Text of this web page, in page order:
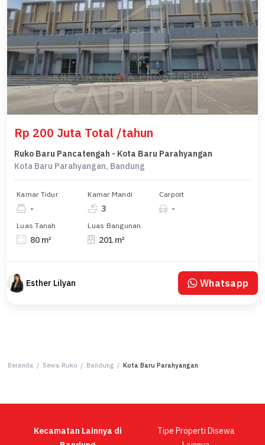
Rp 200 Juta Total /tahun
Ruko Baru Pancatengah - Kota Baru Parahyangan
Kota Baru Parahyangan, Bandung
Kamar Tidur
-
Kamar Mandi
3
Carport
-
Luas Tanah
80 m²
Luas Bangunan
201 m²
Esther Lilyan Whatsapp
Beranda / Sewa Ruko / Bandung / Kota Baru Parahyangan
Kecamatan Lainnya di
Tipe Properti Disewa